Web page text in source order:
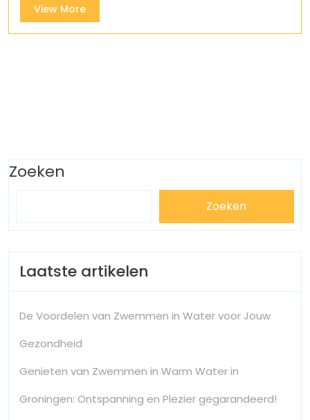
View MoreView
More
Zoeken
Zoeken
Laatste artikelen
De Voordelen van Zwemmen in Water voor Jouw
Gezondheid
Genieten van Zwemmen in Warm Water in
Groningen: Ontspanning en Plezier gegarandeerd!